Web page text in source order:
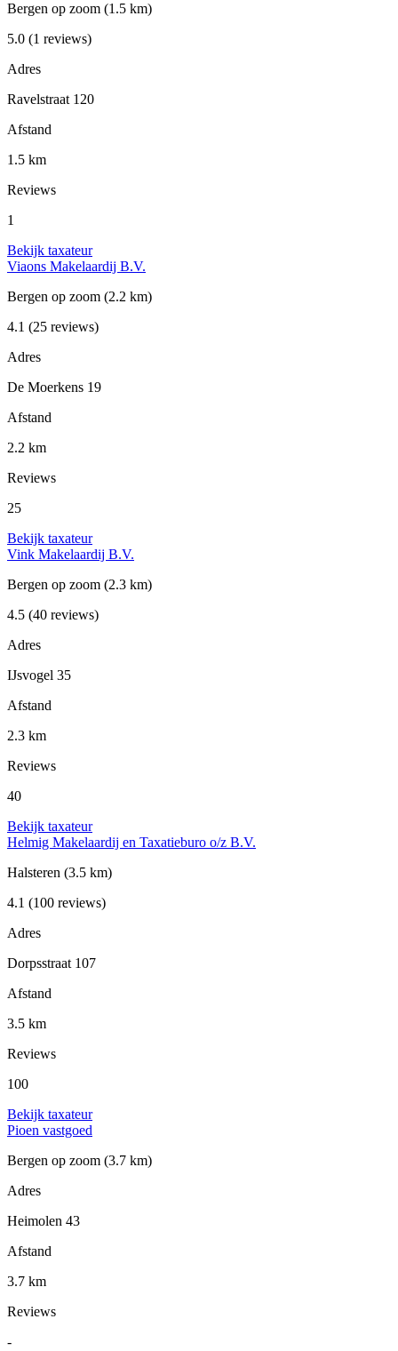
Bergen op zoom (1.5 km)
5.0 (1 reviews)
Adres
Ravelstraat 120
Afstand
1.5 km
Reviews
1
Bekijk taxateur
Viaons Makelaardij B.V.
Bergen op zoom (2.2 km)
4.1 (25 reviews)
Adres
De Moerkens 19
Afstand
2.2 km
Reviews
25
Bekijk taxateur
Vink Makelaardij B.V.
Bergen op zoom (2.3 km)
4.5 (40 reviews)
Adres
IJsvogel 35
Afstand
2.3 km
Reviews
40
Bekijk taxateur
Helmig Makelaardij en Taxatieburo o/z B.V.
Halsteren (3.5 km)
4.1 (100 reviews)
Adres
Dorpsstraat 107
Afstand
3.5 km
Reviews
100
Bekijk taxateur
Pioen vastgoed
Bergen op zoom (3.7 km)
Adres
Heimolen 43
Afstand
3.7 km
Reviews
-